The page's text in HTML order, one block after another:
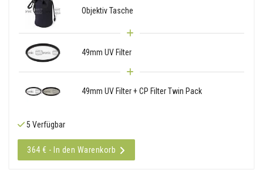
Objektiv Tasche
49mm UV Filter
49mm UV Filter + CP Filter Twin Pack
5 Verfügbar
364 € - In den Warenkorb